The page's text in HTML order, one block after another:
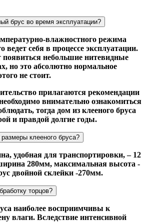
брус во время эксплуатации?
влажностного режима
ведет себя в процессе эксплуатации.
небольшие нитевидные
но это абсолютно нормальное
не стоит.
прилагаются рекомендации
внимательно ознакомиться
тогда дом из клееного бруса
и правдой долгие годы.
клееного бруса?
удобная для транспортировки, – 12
280мм, максимальная высота -
двойной склейки -270мм.
торцов?
наиболее восприимчивы к
влаги. Вследствие интенсивной